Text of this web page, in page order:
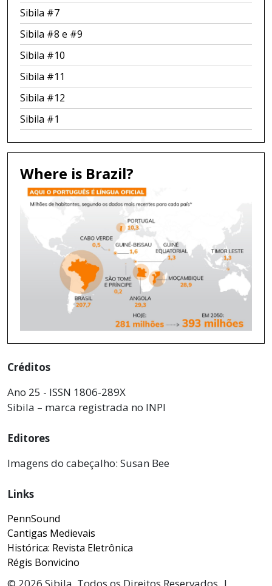
Sibila #7
Sibila #8 e #9
Sibila #10
Sibila #11
Sibila #12
Sibila #1
Where is Brazil?
Créditos
Ano 25 - ISSN 1806-289X
Sibila – marca registrada no INPI
Editores
Imagens do cabeçalho: Susan Bee
Links
PennSound
Cantigas Medievais
Histórica: Revista Eletrônica
Régis Bonvicino
© 2026 Sibila. Todos os Direitos Reservados. |